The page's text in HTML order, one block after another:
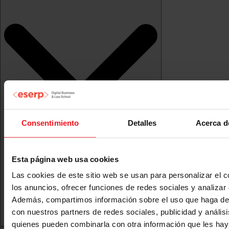
Consentimiento Detalles Acerca
Esta página web usa cookies
Las cookies de este sitio web se usan para personalizar el
los anuncios, ofrecer funciones de redes sociales y analizar
Además, compartimos información sobre el uso que haga
con nuestros partners de redes sociales, publicidad y
quienes pueden combinarla con otra información que les